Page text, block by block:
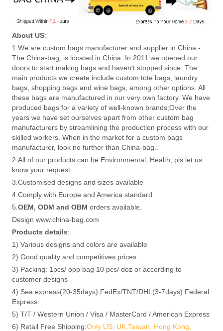
About US:
1.We are custom bags manufacturer and supplier in China -
The China-bag, is located in China. In 2011 we opened our
doors to start making bags and haven't stopped since. The
main products we create include custom tote bags, laundry
bags, shopping bags and wine bags, among other options. All
these bags are manufactured in our very own factory. We have
produced bags for a variety of well-known brands;Over the
years we have set ourselves apart from other custom bag
manufacturers by streamlining the production process with our
skilled workers. When in the market for a custom bags
manufacturer, look no further than China-bag..
2.All of our products can be Environmental, Health, pls let us
know your request.
3.Customised designs and sizes available
4.Comply with Europe and America standard
5. OEM, ODM and OBM orders available.
Design www.china-bag.com
Products details:
1) Various designs and colors are available
2) Good quality and competitives prices
3) Packing: 1pcs/ opp bag 10 pcs/ doz or according to
customer designs
4) Sea express(20-35days),FedEx/TNT/DHL(3-7days) Federal
Express.
5) T/T / Western Union / Visa / MasterCard / American Express
6) Retail Free Shipping:Only US, UK,Taiwan, Hong Kong,